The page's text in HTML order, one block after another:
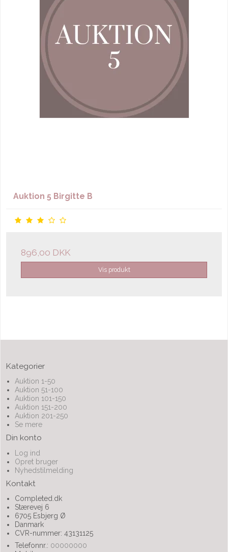
Auktion 5 Birgitte B
896,00 DKK
Vis produkt
Kategorier
Auktion 1-50
Auktion 51-100
Auktion 101-150
Auktion 151-200
Auktion 201-250
Se mere
Din konto
Log ind
Opret bruger
Nyhedstilmelding
Kontakt
Completed.dk
Stærevej 6
6705 Esbjerg Ø
Danmark
CVR-nummer: 43131125
Telefonnr.: 00000000